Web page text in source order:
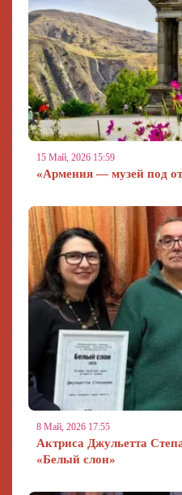
15 Май, 2026 15:59
«Армения — музей под
8 Май, 2026 17:55
Актриса Джульетта
«Белый слон»